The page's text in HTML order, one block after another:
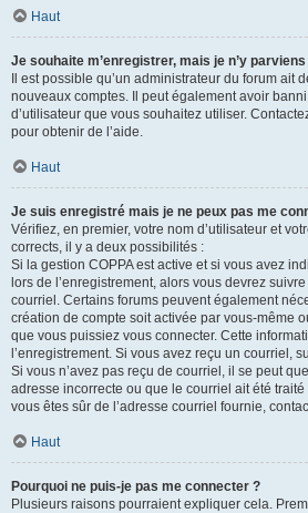
Haut
Je souhaite m’enregistrer, mais je n’y parviens
Il est possible qu’un administrateur du forum ait
nouveaux comptes. Il peut également avoir
d’utilisateur que vous souhaitez utiliser.
pour obtenir de l’aide.
Haut
Je suis enregistré mais je ne peux pas me
Vérifiez, en premier, votre nom d’utilisateur et
corrects, il y a deux possibilités :
Si la gestion COPPA est active et si vous avez
lors de l’enregistrement, alors vous devrez
courriel. Certains forums peuvent également
création de compte soit activée par vous-même
que vous puissiez vous connecter. Cette
l’enregistrement. Si vous avez reçu un courriel,
Si vous n’avez pas reçu de courriel, il se peut
adresse incorrecte ou que le courriel ait été
vous êtes sûr de l’adresse courriel fournie,
Haut
Pourquoi ne puis-je pas me connecter ?
Plusieurs raisons pourraient expliquer cela.